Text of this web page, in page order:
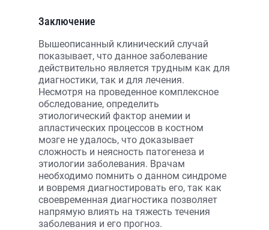
Заключение
Вышеописанный клинический случай
показывает, что данное заболевание
действительно является трудным как для
диагностики, так и для лечения.
Несмотря на проведенное комплексное
обследование, определить
этиологический фактор анемии и
апластических процессов в костном
мозге не удалось, что доказывает
сложность и неясность патогенеза и
этиологии заболевания. Врачам
необходимо помнить о данном синдроме
и вовремя диагностировать его, так как
своевременная диагностика позволяет
напрямую влиять на тяжесть течения
заболевания и его прогноз.